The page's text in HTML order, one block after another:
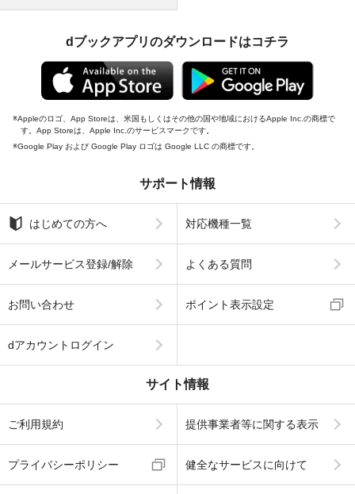
dブックアプリのダウンロードはコチラ
Appleのロゴ、App Storeは、米国もしくはその他の国や地域におけるApple Inc.の商標で
す。App Storeは、Apple Inc.のサービスマークです。
Google Play および Google Play ロゴは Google LLC の商標です。
サポート情報
はじめての方へ 対応機種一覧
メールサービス登録/解除 よくある質問
お問い合わせ ポイント表示設定
dアカウントログイン
サイト情報
ご利用規約 提供事業者等に関する表示
プライバシーポリシー 健全なサービスに向けて